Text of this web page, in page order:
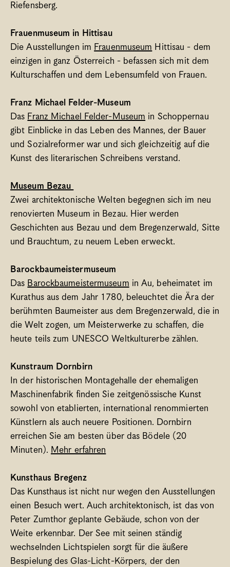
Riefensberg.
Frauenmuseum in Hittisau
Die Ausstellungen im Frauenmuseum Hittisau - dem
einzigen in ganz Österreich - befassen sich mit dem
Kulturschaffen und dem Lebensumfeld von Frauen.
Franz Michael Felder-Museum
Das Franz Michael Felder-Museum in Schoppernau
gibt Einblicke in das Leben des Mannes, der Bauer
und Sozialreformer war und sich gleichzeitig auf die
Kunst des literarischen Schreibens verstand.
Museum Bezau
Zwei architektonische Welten begegnen sich im neu
renovierten Museum in Bezau. Hier werden
Geschichten aus Bezau und dem Bregenzerwald, Sitte
und Brauchtum, zu neuem Leben erweckt.
Barockbaumeistermuseum
Das Barockbaumeistermuseum in Au, beheimatet im
Kurathus aus dem Jahr 1780, beleuchtet die Ära der
berühmten Baumeister aus dem Bregenzerwald, die in
die Welt zogen, um Meisterwerke zu schaffen, die
heute teils zum UNESCO Weltkulturerbe zählen.
Kunstraum Dornbirn
In der historischen Montagehalle der ehemaligen
Maschinenfabrik finden Sie zeitgenössische Kunst
sowohl von etablierten, international renommierten
Künstlern als auch neuere Positionen. Dornbirn
erreichen Sie am besten über das Bödele (20
Minuten). Mehr erfahren
Kunsthaus Bregenz
Das Kunsthaus ist nicht nur wegen den Ausstellungen
einen Besuch wert. Auch architektonisch, ist das von
Peter Zumthor geplante Gebäude, schon von der
Weite erkennbar. Der See mit seinen ständig
wechselnden Lichtspielen sorgt für die äußere
Bespielung des Glas-Licht-Körpers, der den